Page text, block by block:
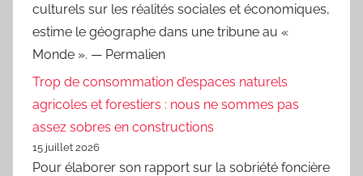
culturels sur les réalités sociales et économiques,
estime le géographe dans une tribune au «
Monde ». — Permalien
Trop de consommation d’espaces naturels
agricoles et forestiers : nous ne sommes pas
assez sobres en constructions
15 juillet 2026
Pour élaborer son rapport sur la sobriété foncière